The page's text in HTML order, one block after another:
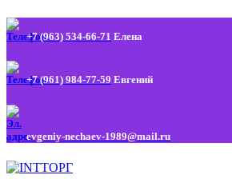
+7 (963) 534-66-71 Елена
+7 (961) 984-77-59 Евгений
evgeniy-nechaev-1989@mail.ru